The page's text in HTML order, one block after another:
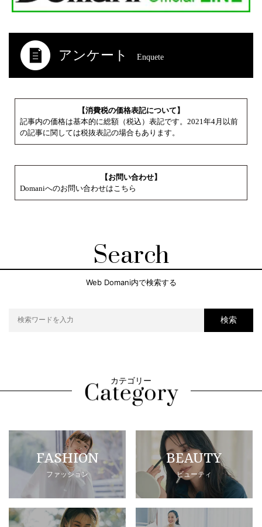
アンケート Enquete
【消費税の価格表記について】
記事内の価格は基本的に総額（税込）表記です。2021年4月以前
の記事に関しては税抜表記の場合もあります。
【お問い合わせ】
Domaniへのお問い合わせはこちら
Search
Web Domani内で検索する
検索
カテゴリー
FASHION
ファッション
BEAUTY
ビューティ